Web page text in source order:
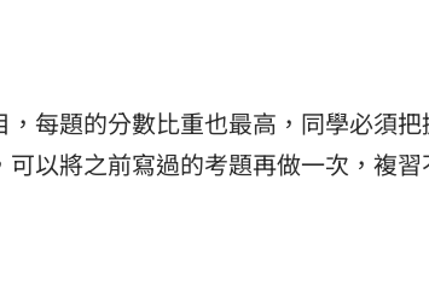
每題的分數比重也最高，同學必須
以將之前寫過的考題再做一次，複習